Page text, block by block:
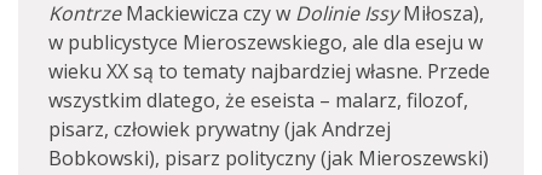
KontrzeMackiewicza czy w Dolinie IssyMiłosza),
w publicystyce Mieroszewskiego, ale dla eseju w
wieku XX są to tematy najbardziej własne. Przede
wszystkim dlatego, że eseista – malarz, filozof,
pisarz, człowiek prywatny (jak Andrzej
Bobkowski), pisarz polityczny (jak Mieroszewski)